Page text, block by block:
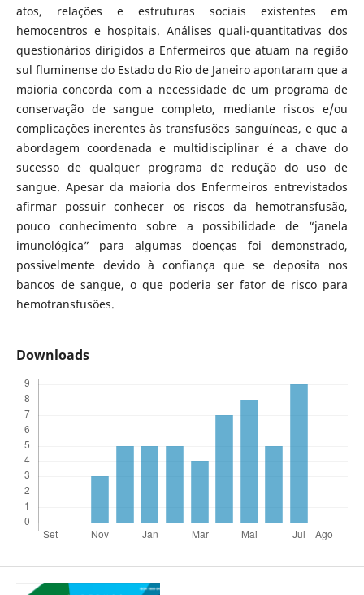
atos, relações e estruturas sociais existentes em
hemocentros e hospitais. Análises quali-quantitativas dos
questionários dirigidos a Enfermeiros que atuam na região
sul fluminense do Estado do Rio de Janeiro apontaram que a
maioria concorda com a necessidade de um programa de
conservação de sangue completo, mediante riscos e/ou
complicações inerentes às transfusões sanguíneas, e que a
abordagem coordenada e multidisciplinar é a chave do
sucesso de qualquer programa de redução do uso de
sangue. Apesar da maioria dos Enfermeiros entrevistados
afirmar possuir conhecer os riscos da hemotransfusão,
pouco conhecimento sobre a possibilidade de “janela
imunológica” para algumas doenças foi demonstrado,
possivelmente devido à confiança que se deposita nos
bancos de sangue, o que poderia ser fator de risco para
hemotransfusões.
Downloads